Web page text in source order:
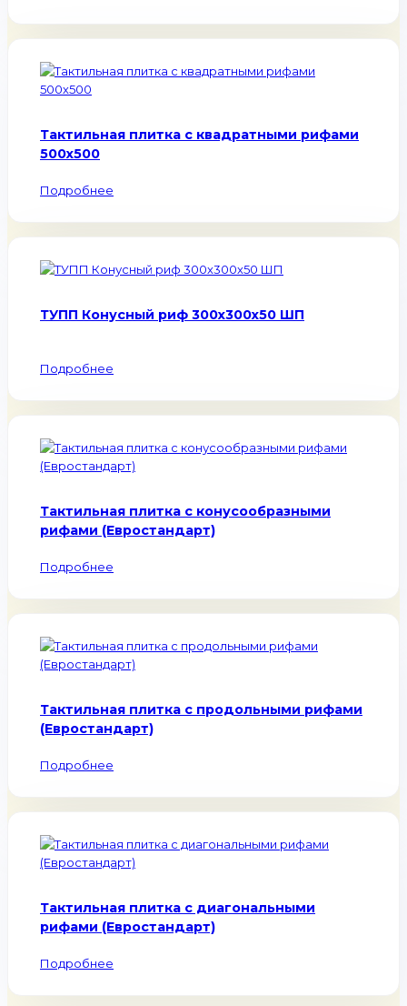
Тактильная плитка с квадратными рифами
500х500
Подробнее
ТУПП Конусный риф 300х300х50 ШП
Подробнее
Тактильная плитка с конусообразными
рифами (Евростандарт)
Подробнее
Тактильная плитка с продольными рифами
(Евростандарт)
Подробнее
Тактильная плитка с диагональными
рифами (Евростандарт)
Подробнее